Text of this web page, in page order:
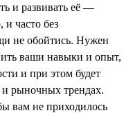
и развивать её —
и часто без
не обойтись. Нужен
ваши навыки и опыт,
и при этом будет
и рыночных трендах.
вам не приходилось